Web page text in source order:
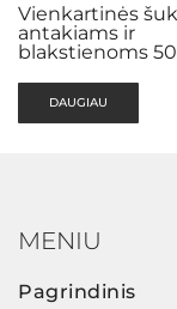
Vienkartinės
antakiams ir
blakstienoms
DAUGIAU
MENIU
Pagrindinis